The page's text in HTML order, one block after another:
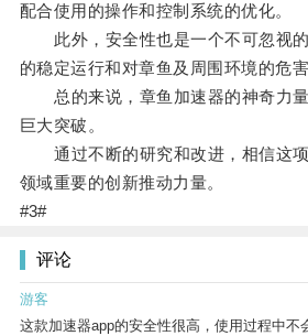
配合使用的操作和控制系统的优化。
此外，安全性也是一个不可忽视的
的稳定运行和对章鱼及周围环境的危害
总的来说，章鱼加速器的神奇力量
巨大突破。
通过不断的研究和改进，相信这项
领域重要的创新推动力量。
#3#
评论
游客
这款加速器app的安全性很高，使用过程中不